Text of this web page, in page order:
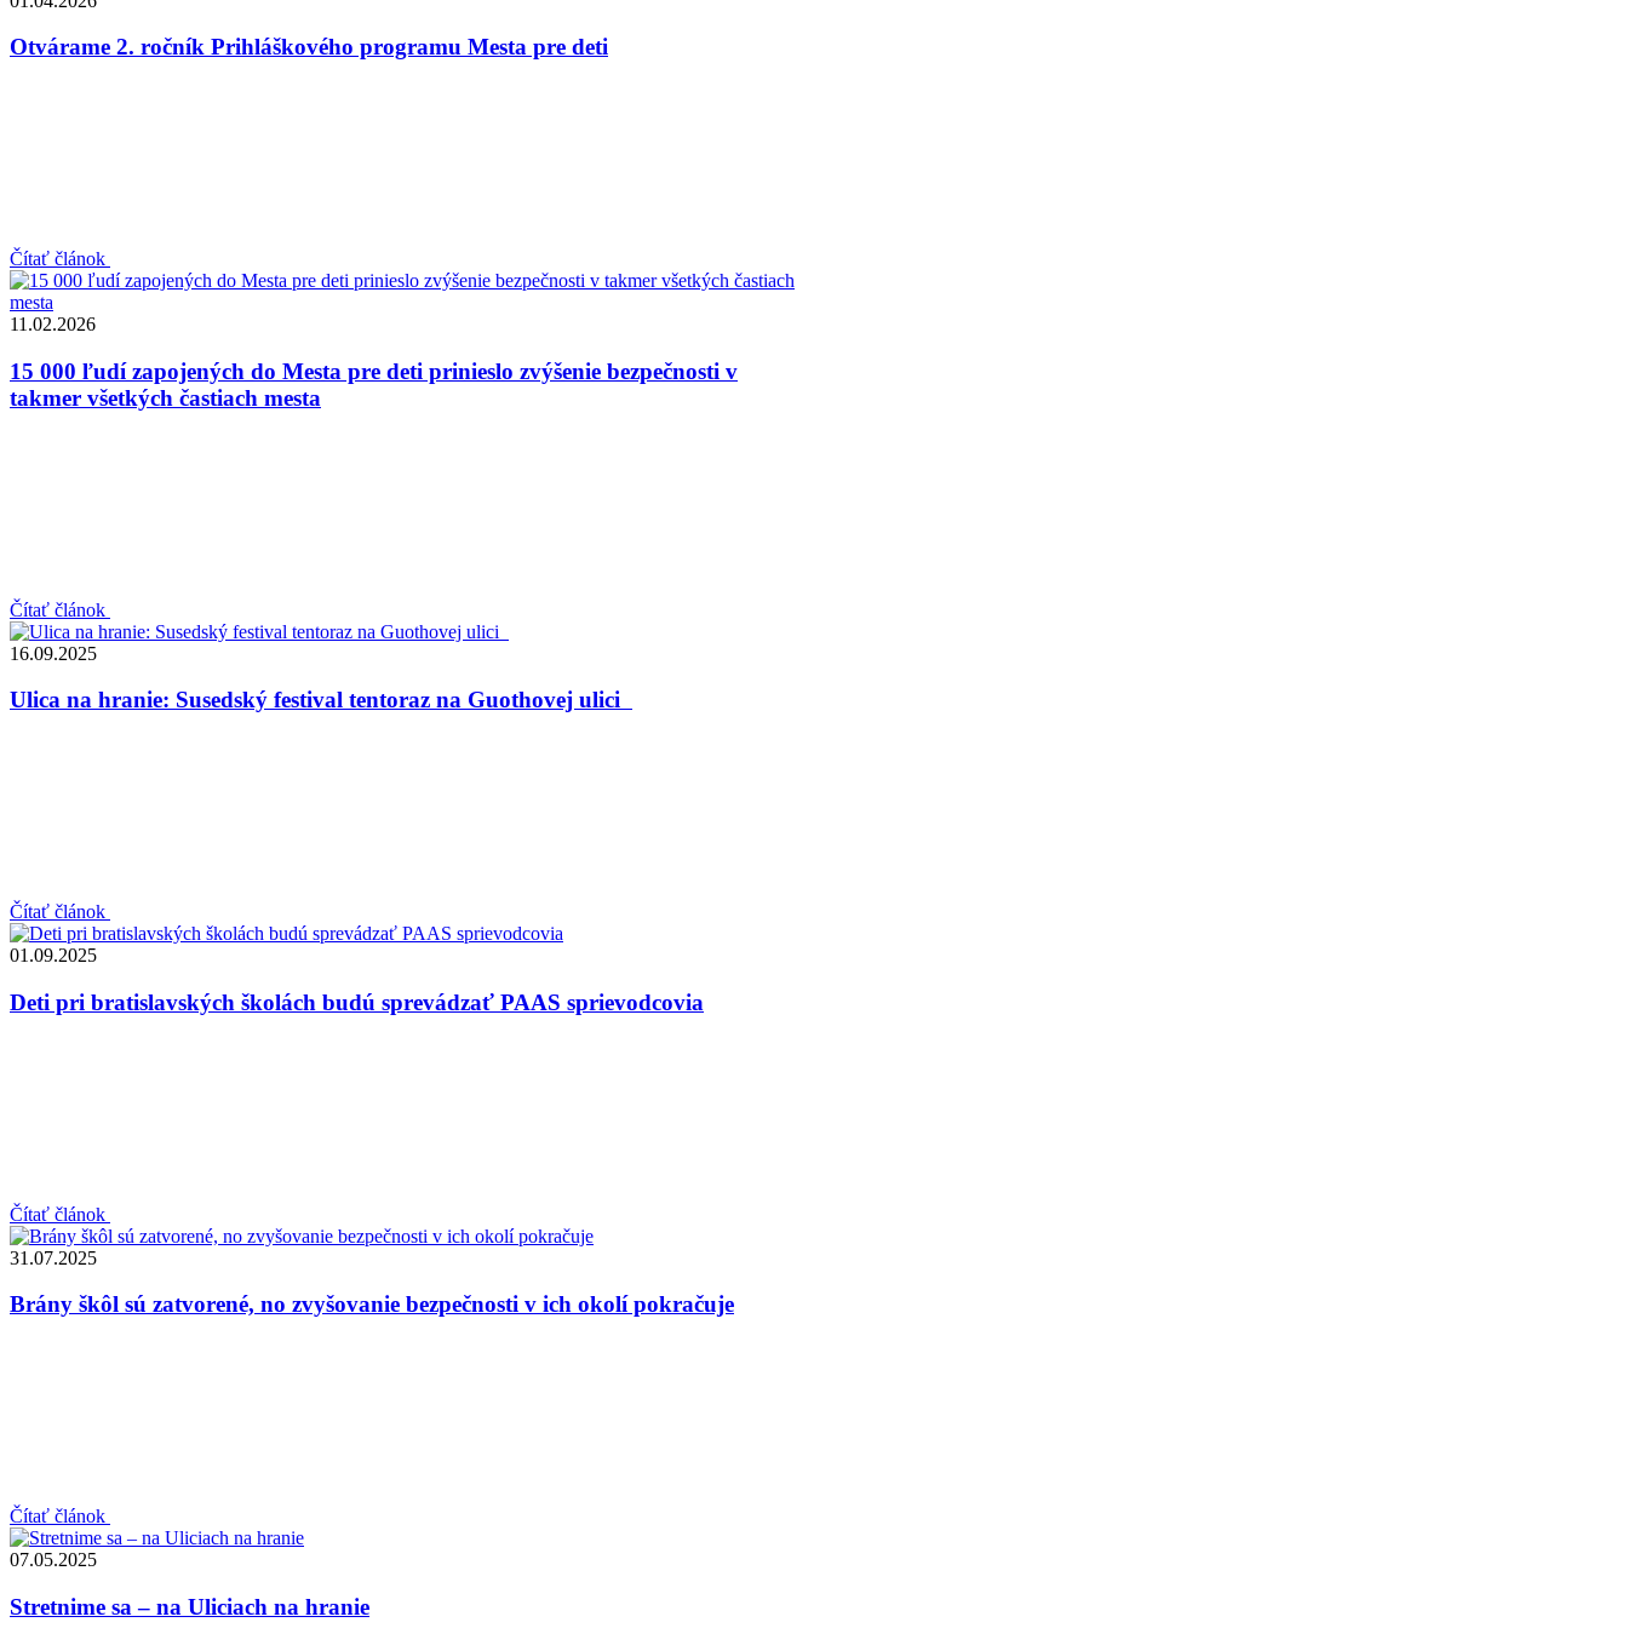
Otvárame 2. ročník Prihláškového programu Mesta pre deti
Čítať článok
11.02.2026
15 000 ľudí zapojených do Mesta pre deti prinieslo zvýšenie bezpečnosti v
takmer všetkých častiach mesta
Čítať článok
16.09.2025
Ulica na hranie: Susedský festival tentoraz na Guothovej ulici
Čítať článok
01.09.2025
Deti pri bratislavských školách budú sprevádzať PAAS sprievodcovia
Čítať článok
31.07.2025
Brány škôl sú zatvorené, no zvyšovanie bezpečnosti v ich okolí pokračuje
Čítať článok
07.05.2025
Stretnime sa – na Uliciach na hranie